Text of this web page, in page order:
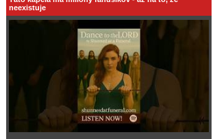
neexistuje